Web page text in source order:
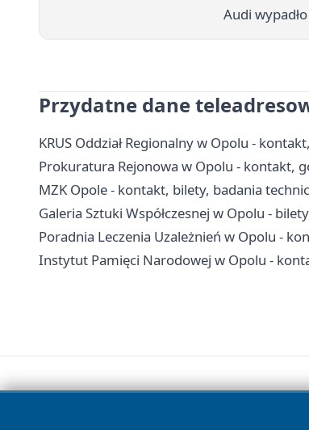
Audi
Przydatne dane
KRUS Oddział Regionalny w Opolu -
Prokuratura Rejonowa w Opolu - kontakt,
MZK Opole - kontakt, bilety, badania
Galeria Sztuki Współczesnej w Opolu -
Poradnia Leczenia Uzależnień w Opolu -
Instytut Pamięci Narodowej w Opolu -